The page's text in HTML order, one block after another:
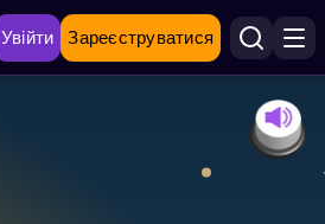
Увійти Зареєструватися